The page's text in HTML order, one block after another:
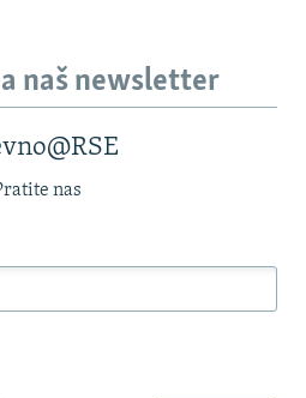
naš newsletter
nas